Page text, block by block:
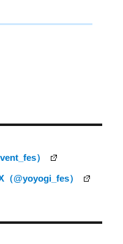
）
（@yoyogi_fes）